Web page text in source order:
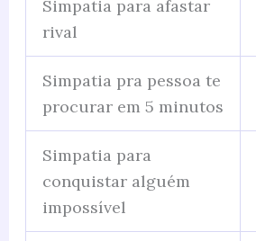
Simpatia para afastar
rival
Simpatia pra pessoa te
procurar em 5 minutos
Simpatia para
conquistar alguém
impossível